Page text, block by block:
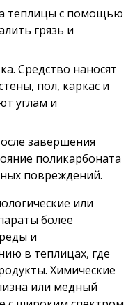
теплицы с помощью
грязь и
Средство наносят
пол, каркас и
углам и
завершения
поликарбоната
повреждений.
или
более
и
в теплицах, где
Химические
или медный